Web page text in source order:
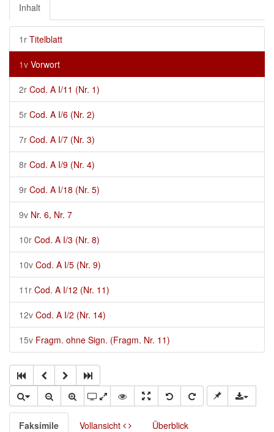
Inhalt
1r Titelblatt
1v Vorwort
2r Cod. A I/11 (Nr. 1)
5r Cod. A I/6 (Nr. 2)
7r Cod. A I/7 (Nr. 3)
8r Cod. A I/9 (Nr. 4)
9r Cod. A I/18 (Nr. 5)
9v Nr. 6, Nr. 7
10r Cod. A I/3 (Nr. 8)
10v Cod. A I/5 (Nr. 9)
11r Cod. A I/12 (Nr. 11)
12v Cod. A I/2 (Nr. 14)
15v Fragm. ohne Sign. (Fragm. Nr. 11)
Faksimile Vollansicht Überblick